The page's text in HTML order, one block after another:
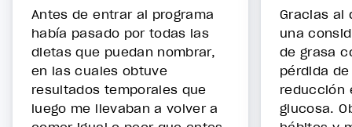
Antes de entrar al programa
había pasado por todas las
dietas que puedan nombrar,
en las cuales obtuve
resultados temporales que
luego me llevaban a volver a
Gracias al
una
de grasa
pérdida
reducción
glucosa.